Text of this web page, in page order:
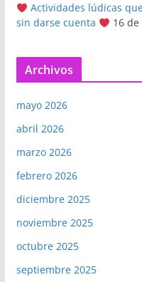
Actividades lúdicas
sin darse cuenta
16
Archivos
mayo 2026
abril 2026
marzo 2026
febrero 2026
diciembre 2025
noviembre 2025
octubre 2025
septiembre 2025